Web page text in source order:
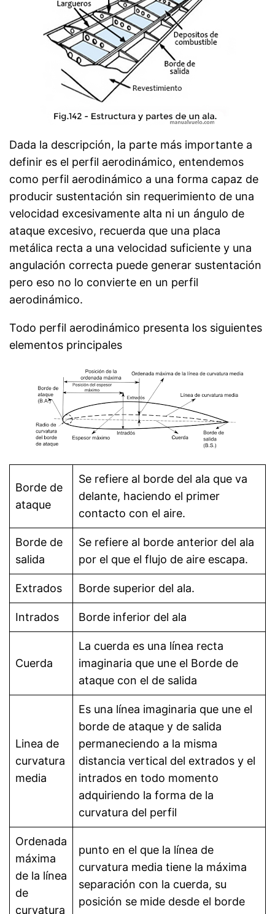
Dada la descripción, la parte más importante a
definir es el perfil aerodinámico, entendemos
como perfil aerodinámico a una forma capaz de
producir sustentación sin requerimiento de una
velocidad excesivamente alta ni un ángulo de
ataque excesivo, recuerda que una placa
metálica recta a una velocidad suficiente y una
angulación correcta puede generar sustentación
pero eso no lo convierte en un perfil
aerodinámico.
Todo perfil aerodinámico presenta los siguientes
elementos principales
Borde de
ataque
Se refiere al borde del ala que va
delante, haciendo el primer
contacto con el aire.
Borde de
salida
Se refiere al borde anterior del ala
por el que el flujo de aire escapa.
Extrados Borde superior del ala.
Intrados Borde inferior del ala
Cuerda
La cuerda es una línea recta
imaginaria que une el Borde de
ataque con el de salida
Linea de
curvatura
media
Es una línea imaginaria que une el
borde de ataque y de salida
permaneciendo a la misma
distancia vertical del extrados y el
intrados en todo momento
adquiriendo la forma de la
curvatura del perfil
Ordenada
máxima
de la línea
de
curvatura
punto en el que la línea de
curvatura media tiene la máxima
separación con la cuerda, su
posición se mide desde el borde